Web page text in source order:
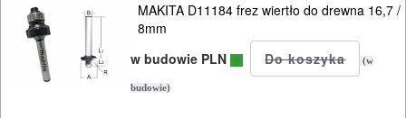
blach
MAKITA D11184 frez wiertło do drewna 16,7 /
8mm
w budowie PLN
(w
budowie)